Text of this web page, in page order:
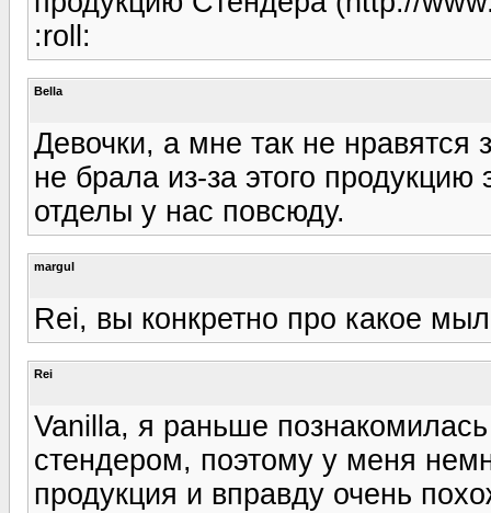
:roll:
Bella
Девочки, а мне так не
не брала из-за этого
отделы у нас повсюду.
margul
Rei, вы конкретно про какое
Rei
Vanilla, я раньше
стендером, поэтому у меня
продукция и вправду очень